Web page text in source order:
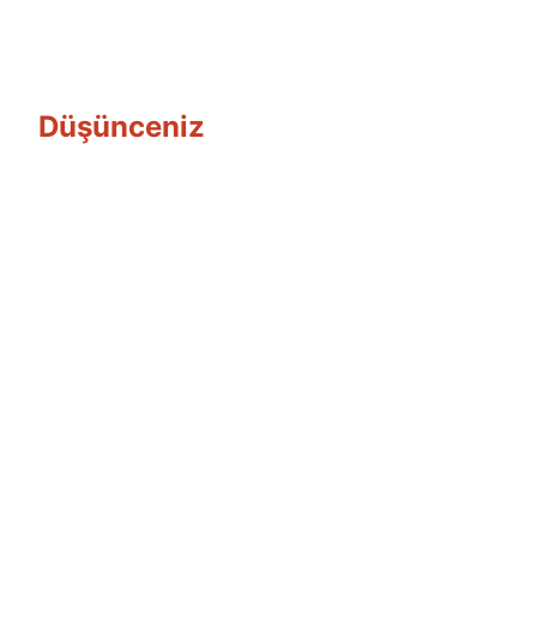
Düşünceniz